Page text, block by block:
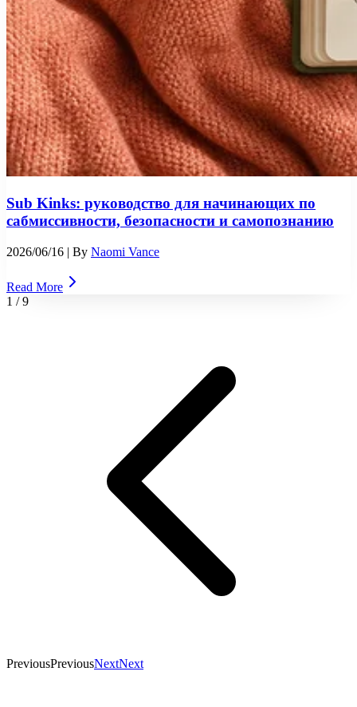
Sub Kinks: руководство для начинающих по
сабмиссивности, безопасности и самопознанию
2026/06/16 | By Naomi Vance
Read More
1 /9
PreviousPreviousNextNext